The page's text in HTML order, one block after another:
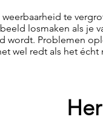
te
losmaken als je
wordt. Problemen
wel redt als het écht